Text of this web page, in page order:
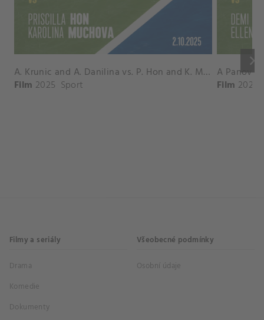
keyboard_arrow_right
A. Krunic and A. Danilina vs. P. Hon and K. Muchova Match Highlights - BEIJING_Capital Group Diamond ( October 02, 2025)
Film 2025 Sport Film 2026
Filmy a seriály
Drama
Komedie
Dokumenty
Všeobecné podmínky
Osobní údaje